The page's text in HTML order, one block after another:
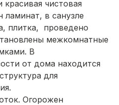
красивая чистовая
ламинат, в санузле
плитка, проведено
межкомнатные
В
от дома находится
для
Огорожен